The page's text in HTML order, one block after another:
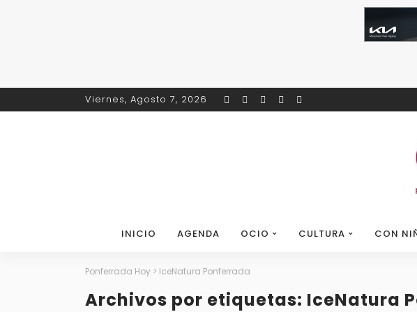
Viernes, Agosto 7, 2026
INICIO AGENDA OCIO CULTURA CON
Ponferrada Hoy > IceNatura Ponferrada
Archivos por etiquetas: IceNatura